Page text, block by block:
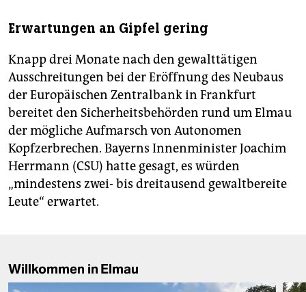
Erwartungen an Gipfel gering
Knapp drei Monate nach den gewalttätigen
Ausschreitungen bei der Eröffnung des Neubaus
der Europäischen Zentralbank in Frankfurt
bereitet den Sicherheitsbehörden rund um Elmau
der mögliche Aufmarsch von Autonomen
Kopfzerbrechen. Bayerns Innenminister Joachim
Herrmann (CSU) hatte gesagt, es würden
„mindestens zwei- bis dreitausend gewaltbereite
Leute“ erwartet.
Willkommen in Elmau